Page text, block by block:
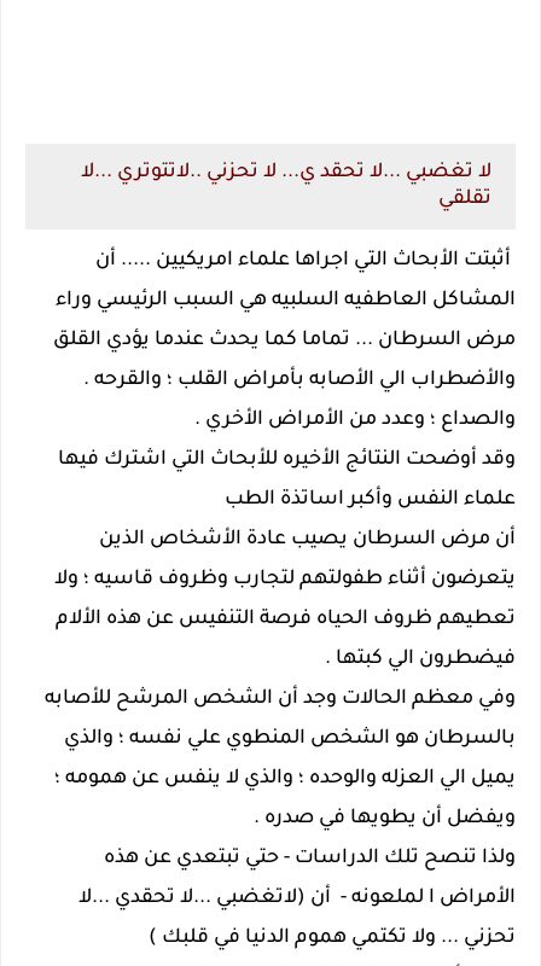
لا تغضبي ...لا تحقد ي... لا تحزني ..لاتتوتري ...لا
تقلقي
أثبتت الأبحاث التي اجراها علماء امريكيين ..... أن
المشاكل العاطفيه السلبيه هي السبب الرئيسي وراء
مرض السرطان ... تماما كما يحدث عندما يؤدي القلق
والأضطراب الي الأصابه بأمراض القلب ؛ والقرحه .
والصداع ؛ وعدد من الأمراض الأخري .
وقد أوضحت النتائج الأخيره للأبحاث التي اشترك فيها
علماء النفس وأكبر اساتذة الطب
أن مرض السرطان يصيب عادة الأشخاص الذين
يتعرضون أثناء طفولتهم لتجارب وظروف قاسيه ؛ ولا
تعطيهم ظروف الحياه فرصة التنفيس عن هذه الألام
فيضطرون الي كبتها .
وفي معظم الحالات وجد أن الشخص المرشح للأصابه
بالسرطان هو الشخص المنطوي علي نفسه ؛ والذي
يميل الي العزله والوحده ؛ والذي لا ينفس عن همومه ؛
ويفضل أن يطويها في صدره .
ولذا تنصح تلك الدراسات - حتي تبتعدي عن هذه
الأمراض ا لملعونه - أن (لاتغضبي ...لا تحقدي ...لا
تحزني ... ولا تكتمي هموم الدنيا في قلبك )